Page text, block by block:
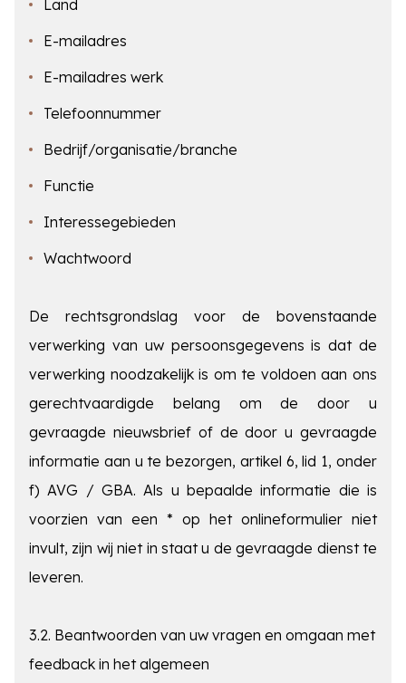
Land
E-mailadres
E-mailadres werk
Telefoonnummer
Bedrijf/organisatie/branche
Functie
Interessegebieden
Wachtwoord
De rechtsgrondslag voor de bovenstaande
verwerking van uw persoonsgegevens is dat de
verwerking noodzakelijk is om te voldoen aan ons
gerechtvaardigde belang om de door u
gevraagde nieuwsbrief of de door u gevraagde
informatie aan u te bezorgen, artikel 6, lid 1, onder
f) AVG / GBA. Als u bepaalde informatie die is
voorzien van een * op het onlineformulier niet
invult, zijn wij niet in staat u de gevraagde dienst te
leveren.
3.2. Beantwoorden van uw vragen en omgaan met
feedback in het algemeen